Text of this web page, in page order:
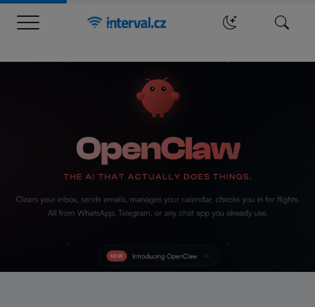
Menu Hledat